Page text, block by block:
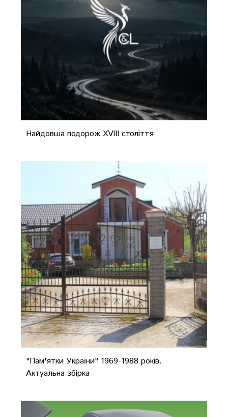
Найдовша подорож XVIII століття
"Пам'ятки України" 1969-1988 років.
Актуальна збірка